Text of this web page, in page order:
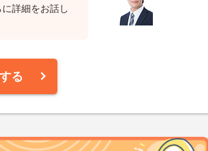
詳細をお話し
る